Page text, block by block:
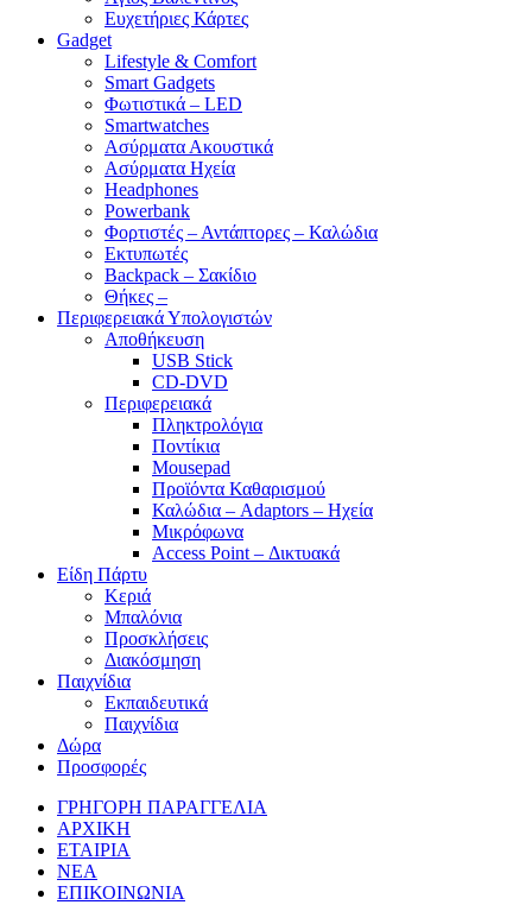
Ευχετήριες Κάρτες
Gadget
Lifestyle & Comfort
Smart Gadgets
Φωτιστικά – LED
Smartwatches
Ασύρματα Ακουστικά
Ασύρματα Ηχεία
Headphones
Powerbank
Φορτιστές – Αντάπτορες – Καλώδια
Εκτυπωτές
Backpack – Σακίδιο
Θήκες –
Περιφερειακά Υπολογιστών
Αποθήκευση
USB Stick
CD-DVD
Περιφερειακά
Πληκτρολόγια
Ποντίκια
Mousepad
Προϊόντα Καθαρισμού
Καλώδια – Adaptors – Ηχεία
Μικρόφωνα
Access Point – Δικτυακά
Είδη Πάρτυ
Κεριά
Μπαλόνια
Προσκλήσεις
Διακόσμηση
Παιχνίδια
Εκπαιδευτικά
Παιχνίδια
Δώρα
Προσφορές
ΓΡΗΓΟΡΗ ΠΑΡΑΓΓΕΛΙΑ
ΑΡΧΙΚΗ
ΕΤΑΙΡΙΑ
ΝΕΑ
ΕΠΙΚΟΙΝΩΝΙΑ